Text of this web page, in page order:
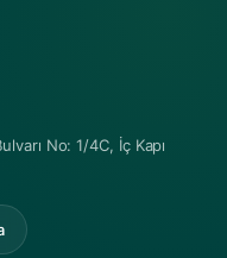
No: 1/4C, İç Kapı